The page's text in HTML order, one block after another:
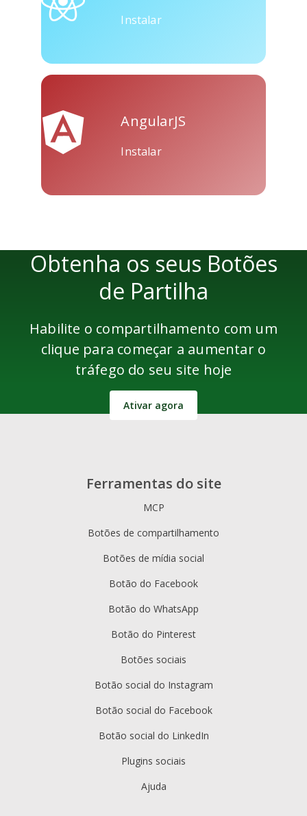
Instalar
AngularJS
Instalar
Obtenha os seus Botões
de Partilha
Habilite o compartilhamento com um
clique para começar a aumentar o
tráfego do seu site hoje
Ativar agora
Ferramentas do site
MCP
Botões de compartilhamento
Botões de mídia social
Botão do Facebook
Botão do WhatsApp
Botão do Pinterest
Botões sociais
Botão social do Instagram
Botão social do Facebook
Botão social do LinkedIn
Plugins sociais
Ajuda